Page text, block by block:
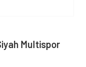
Multispor